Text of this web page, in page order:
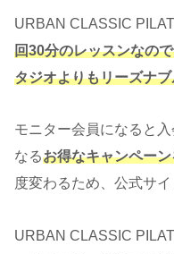
URBAN CLASSIC
回30分のレッスンなの
タジオよりもリーズナ
モニター会員になると
なるお得なキャンペー
度変わるため、公式サ
URBAN CLASSIC